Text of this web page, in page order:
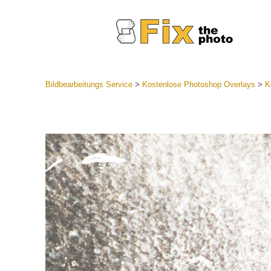
Günstige
Mobile
Bildbearbeitungs Service> Kostenlose Photoshop Overlays >